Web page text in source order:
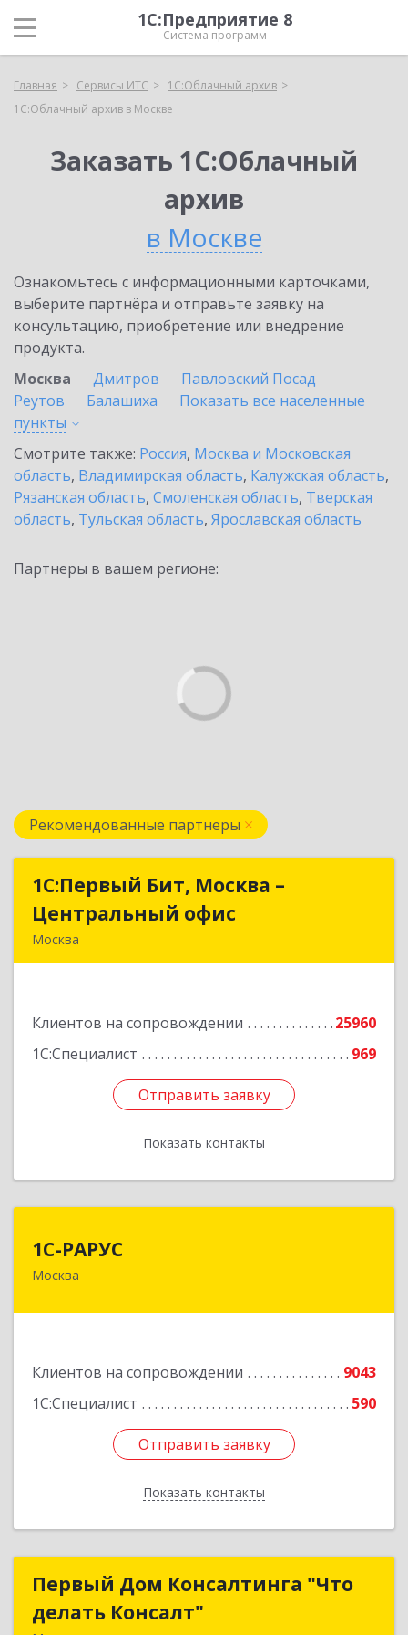
1С:Предприятие 8
Система программ
Главная Сервисы ИТС
1С:Облачный архив
1С:Облачный архив в Москве
Заказать 1С:Облачный
архив
в Москве
Ознакомьтесь с информационными карточками,
выберите партнёра и отправьте заявку на
консультацию, приобретение или внедрение
продукта.
Москва
Дмитров
Павловский Посад
Реутов
Балашиха
Показать все населенные
пункты
Смотрите также: Россия, Москва и Московская
область, Владимирская область, Калужская область,
Рязанская область, Смоленская область, Тверская
область, Тульская область, Ярославская область
Партнеры в вашем регионе:
Рекомендованные партнеры
1С:Первый Бит, Москва –
Центральный офис
Москва
Клиентов на сопровождении
25960
1С:Специалист
969
Отправить заявку
Показать контакты
1С:Первый Бит, Москва –
Центральный офис
Отправить заявку
Назад
1С-РАРУС
Москва
Клиентов на сопровождении
9043
1С:Специалист
590
Отправить заявку
Показать контакты
127434, Москва г, Дмитровское ш, дом № 9Б
Отправить заявку
Назад
Первый Дом Консалтинга "Что
делать Консалт"
Первый Дом Консалтинга "Что